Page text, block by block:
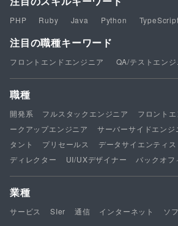
PHP Ruby Java Python TypeScript
注目の職種キーワード
フロントエンドエンジニア QA/テストエンジ
職種
開発系 フルスタックエンジニア フロント
ークアップエンジニア
サーバーサイドエンジ
タント
プリセールス データサイエンティス
ディレクター
UI/UXデザイナー バックオフ
業種
サービス SIer 通信 インターネット ソ